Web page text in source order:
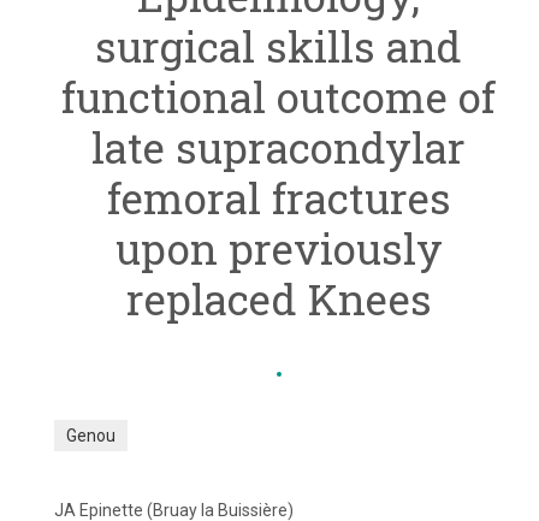
surgical skills and
functional outcome of
late supracondylar
femoral fractures
upon previously
replaced Knees
Genou
JA Epinette (Bruay la Buissière)